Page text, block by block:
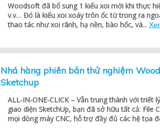
Woodsoft đã bổ sung 1 kiểu xoi mới khi thực
v.v… Đó là kiểu xoi xoáy trôn ốc từ trong ra
thao tác như xoi rãnh, hạ nền, bào hốc, và...
Nhá hàng phiên bản thử nghiệm
Sketchup
ALL-IN-ONE-CLICK – Vẫn trung thành với triết
giao diện SketchUp, bạn đã sở hữu tất cả: File
mọi dòng máy CNC, hỗ trợ đầy đủ các hệ tọa